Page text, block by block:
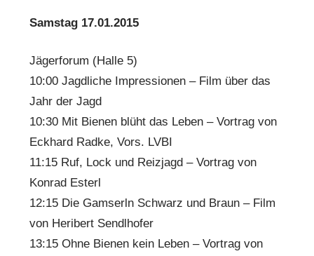
Samstag 17.01.2015
Jägerforum (Halle 5)
10:00 Jagdliche Impressionen – Film über das
Jahr der Jagd
10:30 Mit Bienen blüht das Leben – Vortrag von
Eckhard Radke, Vors. LVBI
11:15 Ruf, Lock und Reizjagd – Vortrag von
Konrad Esterl
12:15 Die Gamserln Schwarz und Braun – Film
von Heribert Sendlhofer
13:15 Ohne Bienen kein Leben – Vortrag von